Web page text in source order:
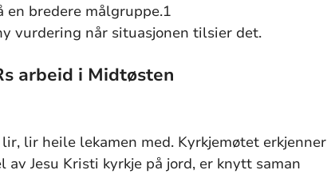
en bredere målgruppe.1
vurdering når situasjonen tilsier det.
arbeid i Midtøsten
lir heile lekamen med. Kyrkjemøtet erkjenner
av Jesu Kristi kyrkje på jord, er knytt saman